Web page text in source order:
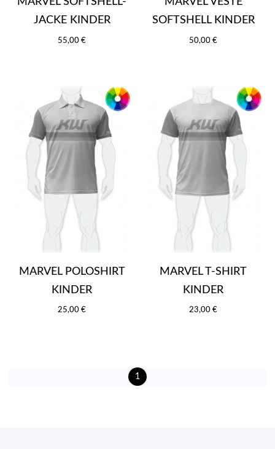
JACKE KINDER
55,00 €
SOFTSHELL KINDER
50,00 €
MARVEL POLOSHIRT
KINDER
25,00 €
MARVEL T-SHIRT
KINDER
23,00 €
1